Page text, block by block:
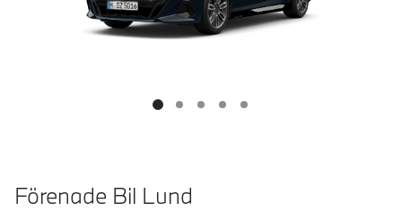
Förenade Bil Lund